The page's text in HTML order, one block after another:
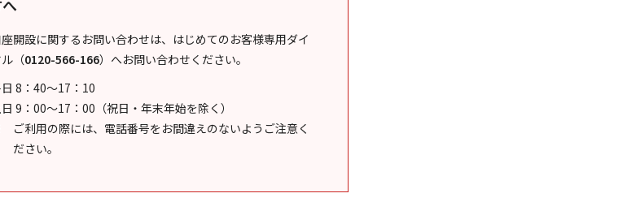
開設に関するお問い合わせは、はじめてのお客様専用ダイ
（0120-566-166） へお問い合わせください。
8：40～17：10
9：00～17：00（祝日・年末年始を除く）
ご利用の際には、電話番号をお間違えのないようご注意く
ださい。